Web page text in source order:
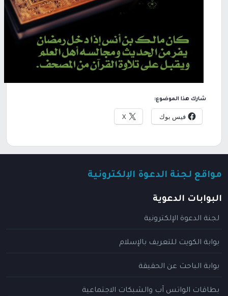
شارك هذا الموضوع:
فيس بوك X
مواقع لجنة الدعوة الإلكترونية
البوابات الدعوية
لجنة الدعوة الإلكترونية
بوابة الكويت للتعريف بالإسلام
بوابة الباحث عن الحقيقة
بطاقات الواتس آب والشبكات الاجتماعية